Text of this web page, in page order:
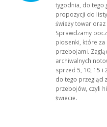
tygodnia, do tego
propozycji do
świeży towar
Sprawdzamy
piosenki, które za
przebojami.
archiwalnych
sprzed 5, 10, 15 i
do tego przegląd
przebojów, czyli
świecie.